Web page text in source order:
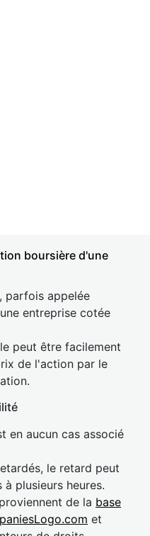
boursière d'une
parfois appelée
entreprise cotée
peut être facilement
de l'action par le
en aucun cas associé
le retard peut
plusieurs heures.
de la base
et